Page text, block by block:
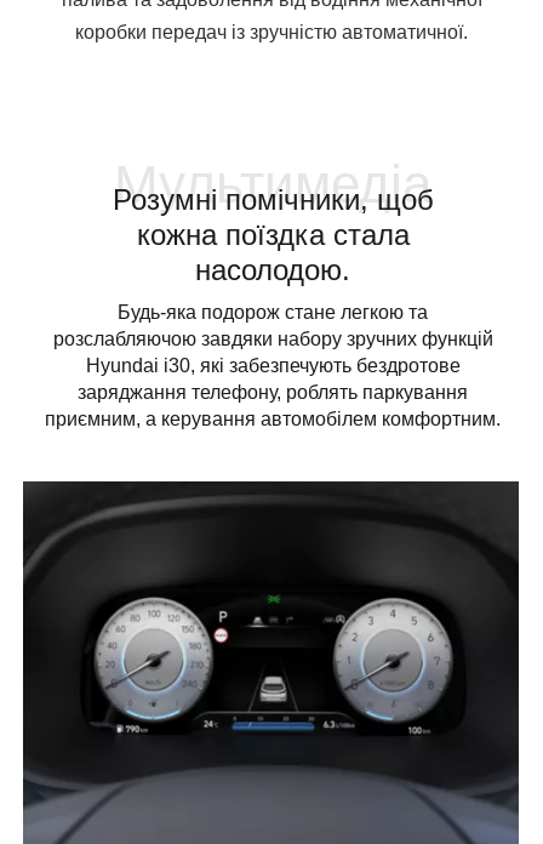
коробки передач із зручністю автоматичної.
Мультимедіа
Розумні помічники, щоб
кожна поїздка стала
насолодою.
Будь-яка подорож стане легкою та
розслабляючою завдяки набору зручних функцій
Hyundai i30, які забезпечують бездротове
заряджання телефону, роблять паркування
приємним, а керування автомобілем комфортним.